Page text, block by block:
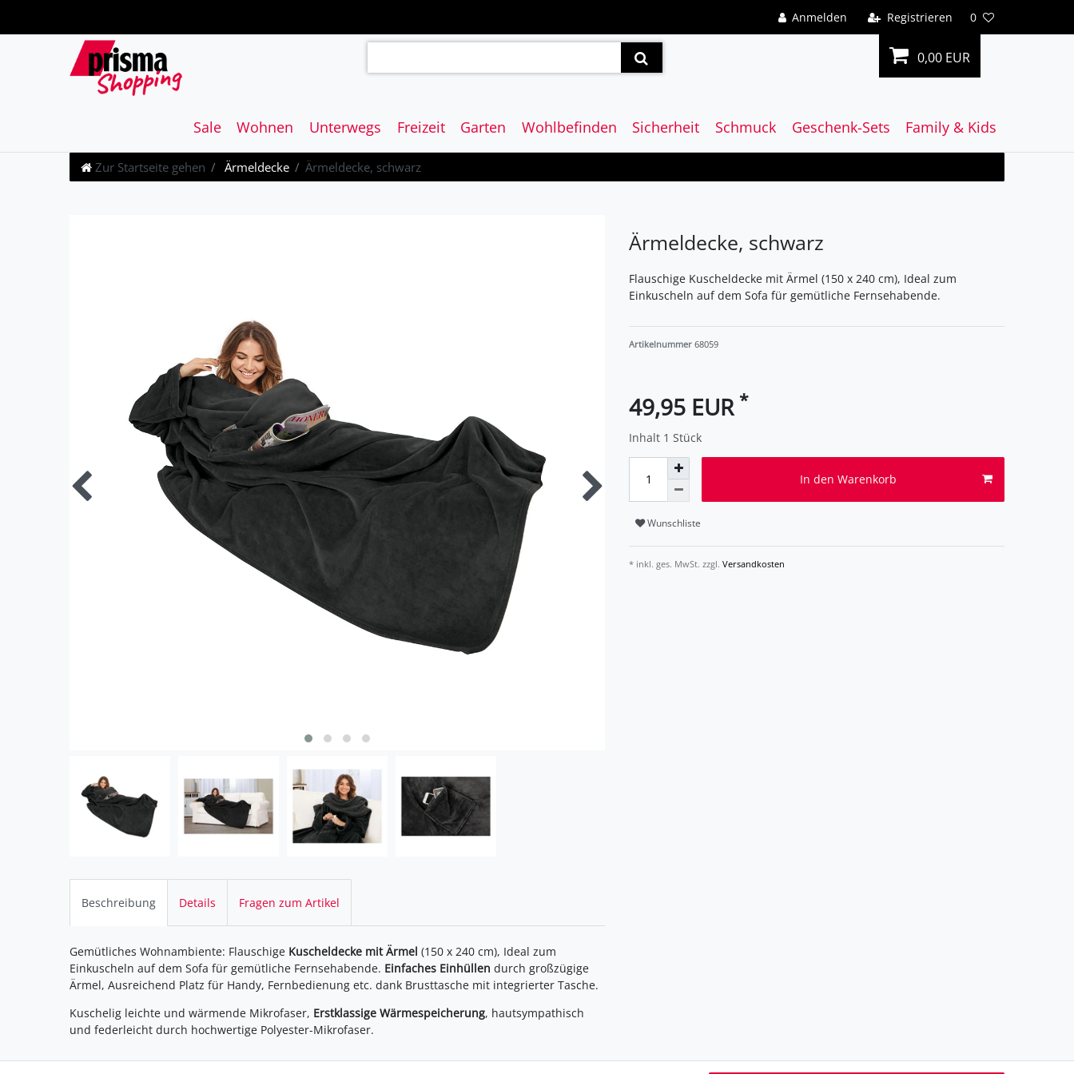
Anmelden Registrieren 0
0,00 EUR
Sale Wohnen Unterwegs Freizeit Garten Wohlbefinden Sicherheit Schmuck Geschenk-Sets Family & Kids
Zur Startseite gehen Ärmeldecke Ärmeldecke, schwarz
Ärmeldecke, schwarz
Flauschige Kuscheldecke mit Ärmel (150 x 240 cm), Ideal zum
Einkuscheln auf dem Sofa für gemütliche Fernsehabende.
Artikelnummer 68059
49,95 EUR *
Inhalt 1 Stück
In den Warenkorb
Wunschliste
* inkl. ges. MwSt. zzgl. Versandkosten
Beschreibung Details Fragen zum Artikel
Gemütliches Wohnambiente: Flauschige Kuscheldecke mit Ärmel (150 x 240 cm), Ideal zum
Einkuscheln auf dem Sofa für gemütliche Fernsehabende. Einfaches Einhüllen durch großzügige
Ärmel, Ausreichend Platz für Handy, Fernbedienung etc. dank Brusttasche mit integrierter Tasche.
Kuschelig leichte und wärmende Mikrofaser, Erstklassige Wärmespeicherung, hautsympathisch
und federleicht durch hochwertige Polyester-Mikrofaser.